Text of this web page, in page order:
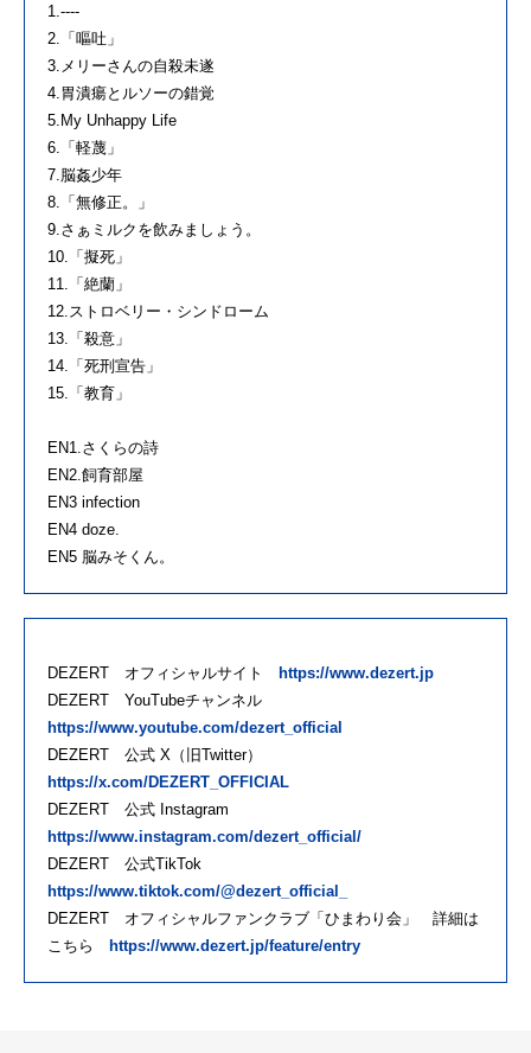
1.----
2.「嘔吐」
3.メリーさんの自殺未遂
4.胃潰瘍とルソーの錯覚
5.My Unhappy Life
6.「軽蔑」
7.脳姦少年
8.「無修正。」
9.さぁミルクを飲みましょう。
10.「擬死」
11.「絶蘭」
12.ストロベリー・シンドローム
13.「殺意」
14.「死刑宣告」
15.「教育」
EN1.さくらの詩
EN2.飼育部屋
EN3 infection
EN4 doze.
EN5 脳みそくん。
DEZERT オフィシャルサイト
https://www.dezert.jp
DEZERT YouTubeチャンネル
https://www.youtube.com/dezert_official
DEZERT 公式 X（旧Twitter）
https://x.com/DEZERT_OFFICIAL
DEZERT 公式 Instagram
https://www.instagram.com/dezert_official/
DEZERT 公式TikTok
https://www.tiktok.com/@dezert_official_
DEZERT オフィシャルファンクラブ「ひまわり会」 詳細は
こちら
https://www.dezert.jp/feature/entry